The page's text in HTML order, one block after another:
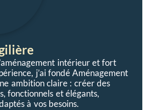
intérieur et fort
j’ai fondé Aménagement
ambition claire : créer des
fonctionnels et élégants,
à vos besoins.